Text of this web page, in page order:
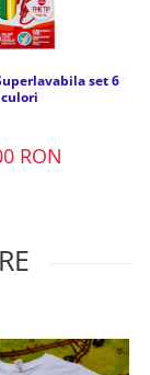
set 6
culori
RON